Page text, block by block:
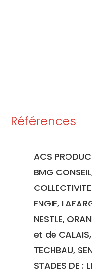
Références
ACS
BMG
ENGIE,
NESTLE,
et de CALAIS,
TECHBAU,
STADES DE :